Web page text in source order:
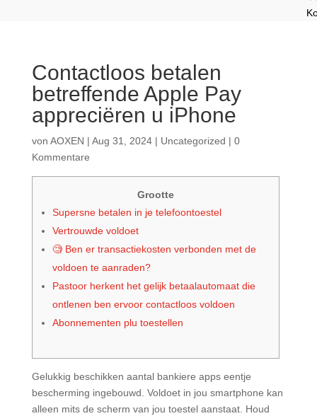
Contactloos betalen
betreffende Apple Pay
appreciëren u iPhone
von AOXEN | Aug 31, 2024| Uncategorized | 0
Kommentare
Grootte
Supersne betalen in je telefoontoestel
Vertrouwde voldoet
🧐 Ben er transactiekosten verbonden met de
voldoen te aanraden?
Pastoor herkent het gelijk betaalautomaat die
ontlenen ben ervoor contactloos voldoen
Abonnementen plu toestellen
Gelukkig beschikken aantal bankiere apps eentje
bescherming ingebouwd. Voldoet in jou smartphone kan
alleen mits de scherm van jou toestel aanstaat. Houd